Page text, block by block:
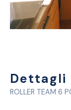
Dettagli
ROLLER TEAM 6